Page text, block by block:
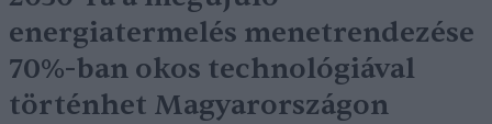
energiatermelés menetrendezése
70%-ban okos technológiával
történhet Magyarországon